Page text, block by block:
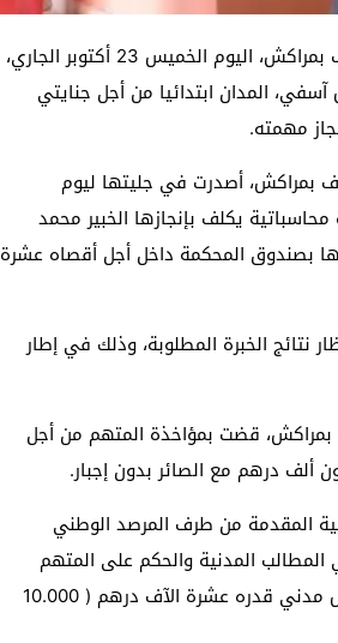
قررت غرفة الجنايات الاستئنافية المكلفة بجرائم الأموال لدى محكمة الاستئناف بمراكش، اليوم الخميس 23 أكتوبر الجاري،
المدان ابتدائيا من أجل جنايتي
بمراكش، أصدرت في جليتها ليوم
محاسباتية يكلف بإنجازها الخبير محمد
على المتهم إيداعها بصندوق المحكمة داخل أجل أقصاه عشرة
يوم 23 أكتوبر الجاري، في انتظار نتائج الخبرة المطلوبة، وذلك في إطار
بمراكش، قضت بمؤاخذة المتهم من أجل
ألف درهم مع الصائر بدون إجبار.
المقدمة من طرف المرصد الوطني
المدنية والحكم على المتهم
بأدائه لفائدة المطالبة بالحق المدني جماعة أغمات في شخص مديرها تعويض مدني قدره عشرة الآف درهم ( 10.000